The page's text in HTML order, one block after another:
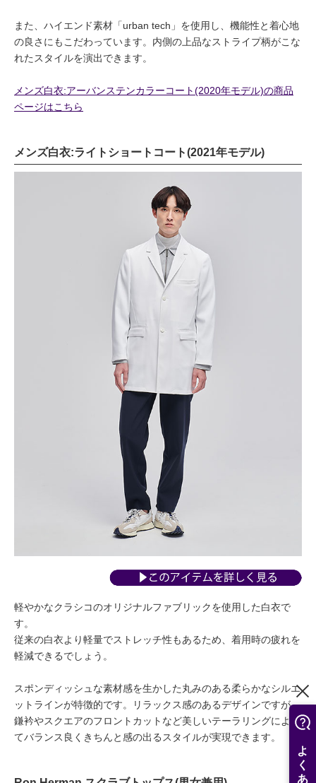
また、ハイエンド素材「urban tech」を使用し、機能性と着心地
の良さにもこだわっています。内側の上品なストライプ柄がこな
れたスタイルを演出できます。
メンズ白衣:アーバンステンカラーコート(2020年モデル)の商品
ページはこちら
メンズ白衣:ライトショートコート(2021年モデル)
軽やかなクラシコのオリジナルファブリックを使用した白衣で
す。
従来の白衣より軽量でストレッチ性もあるため、着用時の疲れを
軽減できるでしょう。
スポンディッシュな素材感を生かした丸みのある柔らかなシルエ
ットラインが特徴的です。リラックス感のあるデザインですが、
鎌衿やスクエアのフロントカットなど美しいテーラリングによっ
てバランス良くきちんと感の出るスタイルが実現できます。